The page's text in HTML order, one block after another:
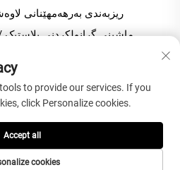
ریزبەندی بەرهەمھێنانی
ماشینی گرانولکردنی
دربارەی
veşartîbûnê
to provide our services. If you
click Personalize cookies.
cookies
Accept all